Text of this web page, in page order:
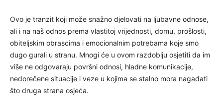
Ovo je tranzit koji može snažno djelovati na ljubavne odnose,
ali i na naš odnos prema vlastitoj vrijednosti, domu, prošlosti,
obiteljskim obrascima i emocionalnim potrebama koje smo
dugo gurali u stranu. Mnogi će u ovom razdoblju osjetiti da im
više ne odgovaraju površni odnosi, hladne komunikacije,
nedorečene situacije i veze u kojima se stalno mora nagađati
što druga strana osjeća.